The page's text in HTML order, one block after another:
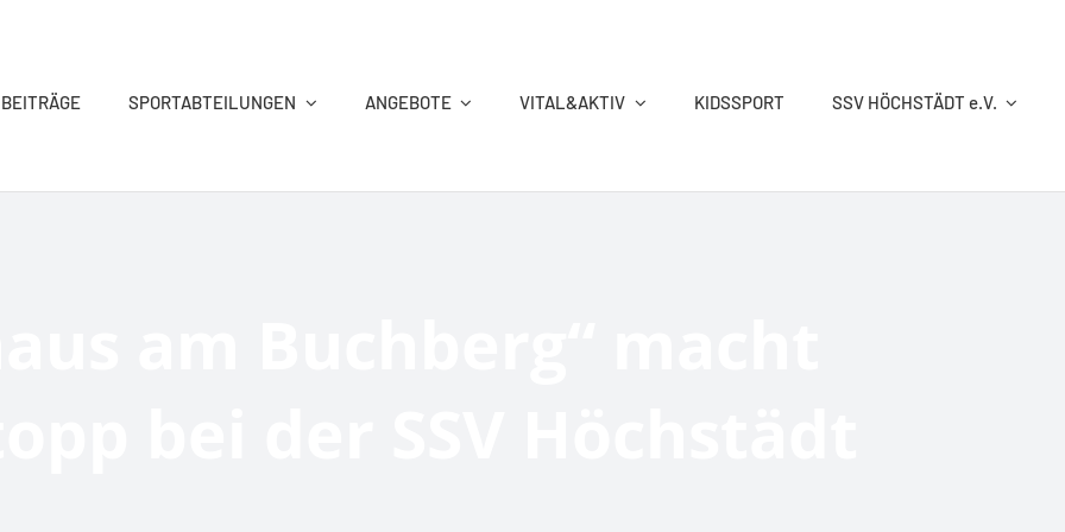
SPORTABTEILUNGEN
KEGELN REHA-SPORT RINGEN SCHWIMMEN
ANGEBOTE VITAL&AKTIV KIDSSPORT SSV HÖCHSTÄDT e.V.